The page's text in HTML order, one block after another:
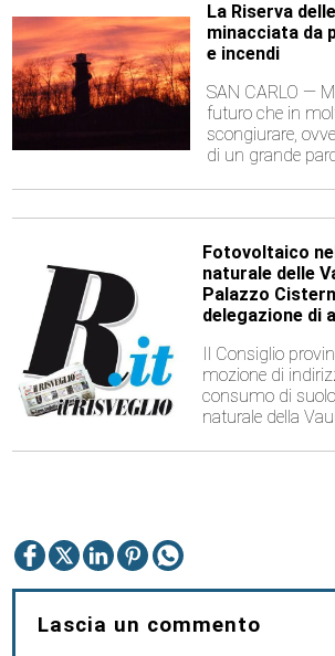
La Riserva
minacciata da
e incendi
SAN CARLO —
futuro che in
scongiurare,
di un grande
Fotovoltaico
naturale delle
Palazzo
delegazione di
Il Consiglio
mozione di
consumo di
naturale della
Lascia un commento